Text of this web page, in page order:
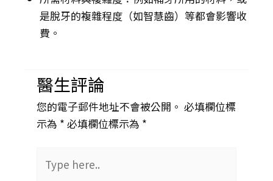
是脫牙的複雜程度（如智慧齒）等都會影響收
費。
醫生評論
您的電子郵件地址不會被公開。 必填欄位標
示為 * 必填欄位標示為 *
here..